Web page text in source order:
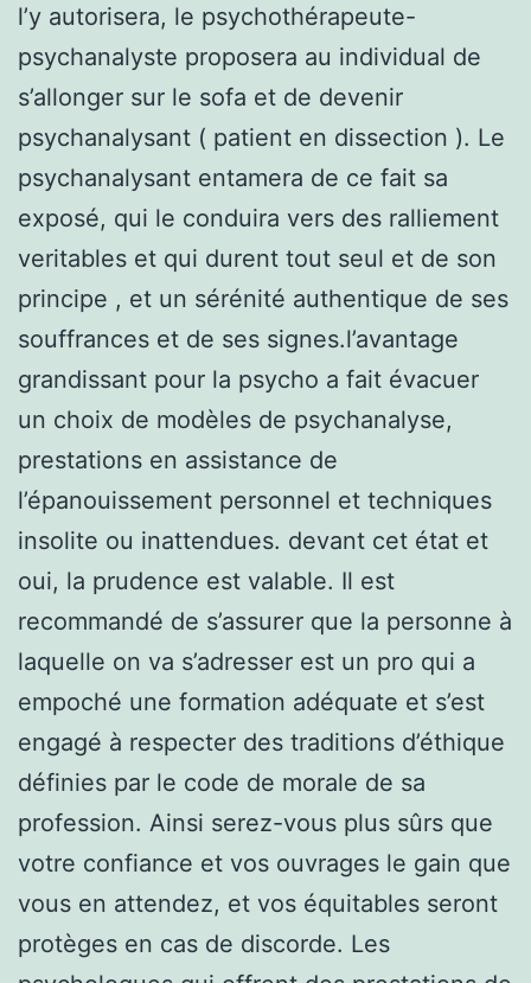
l’y autorisera, le psychothérapeute-
psychanalyste proposera au individual de
s’allonger sur le sofa et de devenir
psychanalysant ( patient en dissection ). Le
psychanalysant entamera de ce fait sa
exposé, qui le conduira vers des ralliement
veritables et qui durent tout seul et de son
principe , et un sérénité authentique de ses
souffrances et de ses signes.l’avantage
grandissant pour la psycho a fait évacuer
un choix de modèles de psychanalyse,
prestations en assistance de
l’épanouissement personnel et techniques
insolite ou inattendues. devant cet état et
oui, la prudence est valable. Il est
recommandé de s’assurer que la personne à
laquelle on va s’adresser est un pro qui a
empoché une formation adéquate et s’est
engagé à respecter des traditions d’éthique
définies par le code de morale de sa
profession. Ainsi serez-vous plus sûrs que
votre confiance et vos ouvrages le gain que
vous en attendez, et vos équitables seront
protèges en cas de discorde. Les